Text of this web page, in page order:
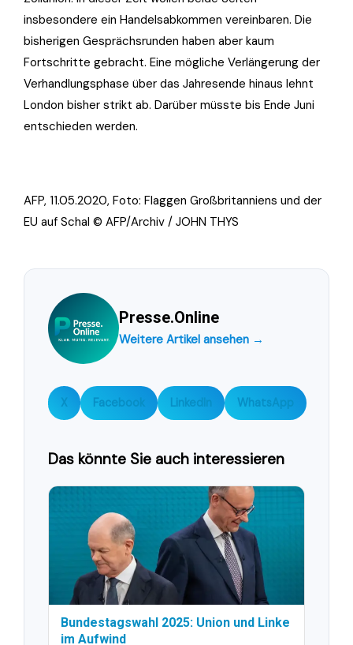
insbesondere ein Handelsabkommen vereinbaren. Die
bisherigen Gesprächsrunden haben aber kaum
Fortschritte gebracht. Eine mögliche Verlängerung der
Verhandlungsphase über das Jahresende hinaus lehnt
London bisher strikt ab. Darüber müsste bis Ende Juni
entschieden werden.
AFP, 11.05.2020, Foto: Flaggen Großbritanniens und der
EU auf Schal © AFP/Archiv / JOHN THYS
Presse.Online
Weitere Artikel ansehen →
X Facebook LinkedIn WhatsApp
Das könnte Sie auch interessieren
Bundestagswahl 2025: Union und Linke
im Aufwind